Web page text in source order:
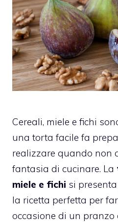
Cereali, miele e fichi
una torta facile fa
realizzare quando non
fantasia di cucinare. La
miele e fichi si
la ricetta perfetta per
occasione di un pranzo